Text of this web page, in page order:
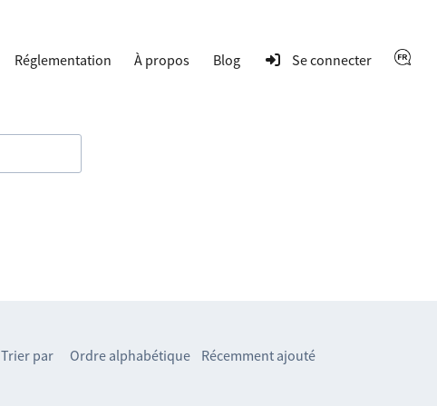
Réglementation À propos Blog Se connecter
Trier par Ordre alphabétique Récemment ajouté